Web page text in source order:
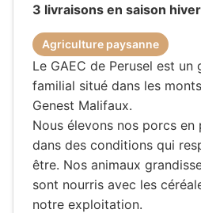
3 livraisons en saison
Agriculture paysanne
Le GAEC de Perusel est
familial situé dans les
Genest Malifaux.
Nous élevons nos porcs en
dans des conditions qui
être. Nos animaux
sont nourris avec les
notre exploitation.